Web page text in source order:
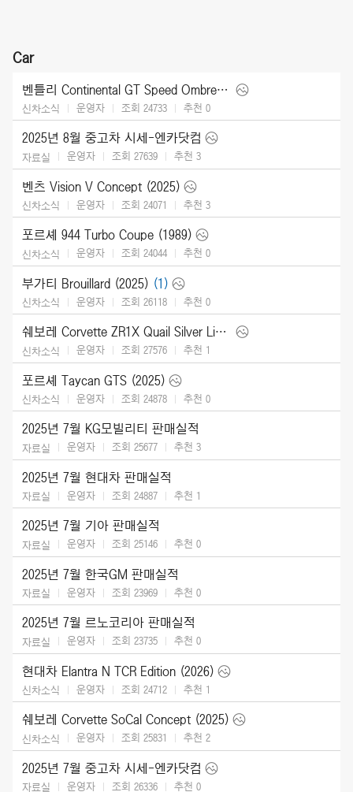
Car
벤틀리 Continental GT Speed Ombre by Mulliner (2025)
신차소식 운영자 조회 24733 추천 0
2025년 8월 중고차 시세-엔카닷컴
자료실 운영자 조회 27639 추천 3
벤츠 Vision V Concept (2025)
신차소식 운영자 조회 24071 추천 3
포르셰 944 Turbo Coupe (1989)
신차소식 운영자 조회 24044 추천 0
부가티 Brouillard (2025) (1)
신차소식 운영자 조회 26118 추천 0
쉐보레 Corvette ZR1X Quail Silver Limited Edition (2026)
신차소식 운영자 조회 27576 추천 1
포르셰 Taycan GTS (2025)
신차소식 운영자 조회 24878 추천 0
2025년 7월 KG모빌리티 판매실적
자료실 운영자 조회 25677 추천 3
2025년 7월 현대차 판매실적
자료실 운영자 조회 24887 추천 1
2025년 7월 기아 판매실적
자료실 운영자 조회 25146 추천 0
2025년 7월 한국GM 판매실적
자료실 운영자 조회 23969 추천 0
2025년 7월 르노코리아 판매실적
자료실 운영자 조회 23735 추천 0
현대차 Elantra N TCR Edition (2026)
신차소식 운영자 조회 24712 추천 1
쉐보레 Corvette SoCal Concept (2025)
신차소식 운영자 조회 25831 추천 2
2025년 7월 중고차 시세-엔카닷컴
자료실 운영자 조회 26336 추천 0